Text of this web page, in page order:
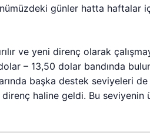
günler hatta haftalar
ve yeni direnç olarak
– 13,50 dolar bandında
başka destek seviyeleri
haline geldi. Bu